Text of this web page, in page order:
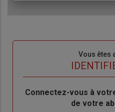
Vous êtes
Body
Connectez-vous à
de votre